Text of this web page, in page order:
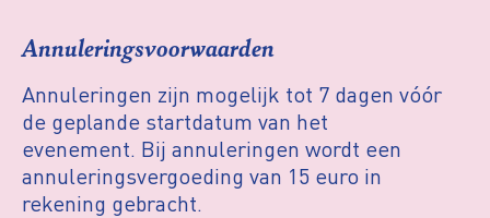
Annuleringsvoorwaarden
Annuleringen zijn mogelijk tot 7 dagen vóór
de geplande startdatum van het
evenement. Bij annuleringen wordt een
annuleringsvergoeding van 15 euro in
rekening gebracht.